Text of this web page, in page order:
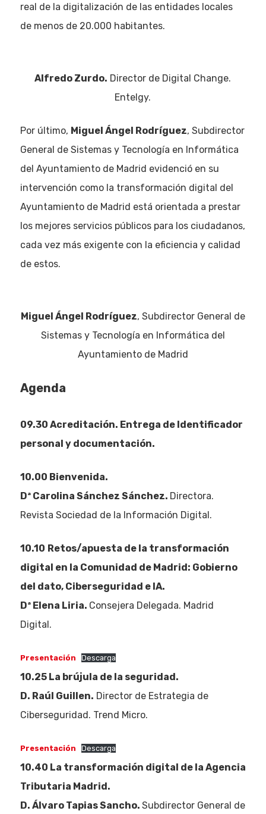
real de la digitalización de las entidades locales
de menos de 20.000 habitantes.
Alfredo Zurdo. Director de Digital Change.
Entelgy.
Por último, Miguel Ángel Rodríguez, Subdirector
General de Sistemas y Tecnología en Informática
del Ayuntamiento de Madrid evidenció en su
intervención como la transformación digital del
Ayuntamiento de Madrid está orientada a prestar
los mejores servicios públicos para los ciudadanos,
cada vez más exigente con la eficiencia y calidad
de estos.
Miguel Ángel Rodríguez, Subdirector General de
Sistemas y Tecnología en Informática del
Ayuntamiento de Madrid
Agenda
09.30 Acreditación. Entrega de Identificador
personal y documentación.
10.00 Bienvenida.
Dª Carolina Sánchez Sánchez. Directora.
Revista Sociedad de la Información Digital.
10.10 Retos/apuesta de la transformación
digital en la Comunidad de Madrid: Gobierno
del dato, Ciberseguridad e IA.
Dª Elena Liria. Consejera Delegada. Madrid
Digital.
Presentación Descarga
10.25 La brújula de la seguridad.
D. Raúl Guillen. Director de Estrategia de
Ciberseguridad. Trend Micro.
Presentación Descarga
10.40 La transformación digital de la Agencia
Tributaria Madrid.
D. Álvaro Tapias Sancho. Subdirector General de
Eventos
Empresas
Noticias
Quiénes